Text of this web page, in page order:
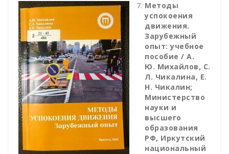
Методы
успокоения
движения.
Зарубежный
опыт: учебное
пособие / А.
Ю. Михайлов, С.
Л. Чикалина, Е.
Н. Чикалин;
Министерство
науки и
высшего
образования
РФ, Иркутский
национальный